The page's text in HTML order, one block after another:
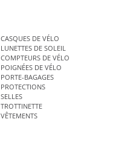
CASQUES DE VÉLO
LUNETTES DE SOLEIL
COMPTEURS DE VÉLO
POIGNÉES DE VÉLO
PORTE-BAGAGES
PROTECTIONS
SELLES
TROTTINETTE
VÊTEMENTS